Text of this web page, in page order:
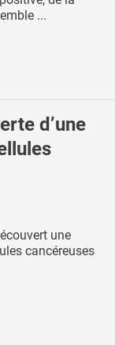
...
d’une
une
cancéreuses